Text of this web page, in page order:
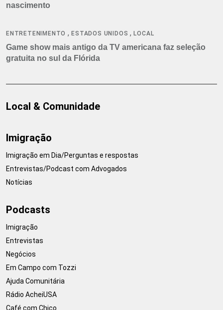
nascimento
ENTRETENIMENTO ,ESTADOS UNIDOS ,LOCAL
Game show mais antigo da TV americana faz seleção
gratuita no sul da Flórida
Local & Comunidade
Imigração
Imigração em Dia/Perguntas e respostas
Entrevistas/Podcast com Advogados
Notícias
Podcasts
Imigração
Entrevistas
Negócios
Em Campo com Tozzi
Ajuda Comunitária
Rádio AcheiUSA
Café com Chico